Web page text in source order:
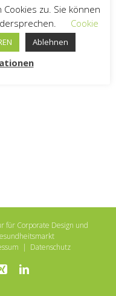
für Corporate Design und
| Datenschutz
Xing LinkedIn
zu. Sie können
Cookie
Ablehnen